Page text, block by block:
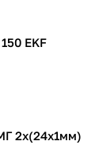
EKF
2x(24x1мм)